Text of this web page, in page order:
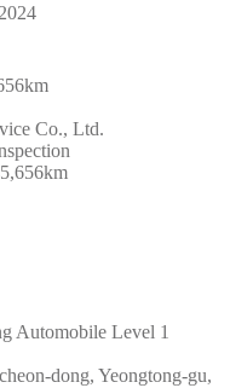
Co., Ltd.
Automobile Level 1
dong, Yeongtong-gu,